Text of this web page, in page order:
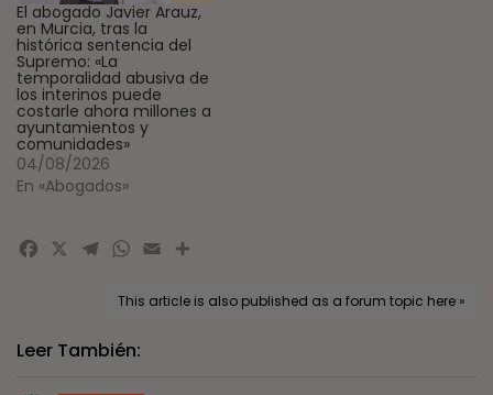
El abogado Javier Arauz,
en Murcia, tras la
histórica sentencia del
Supremo: «La
temporalidad abusiva de
los interinos puede
costarle ahora millones a
ayuntamientos y
comunidades»
04/08/2026
En «Abogados»
Facebook
X Telegram
WhatsApp
EmailCompartir
This article is also published as a forum topic here »
Leer También: